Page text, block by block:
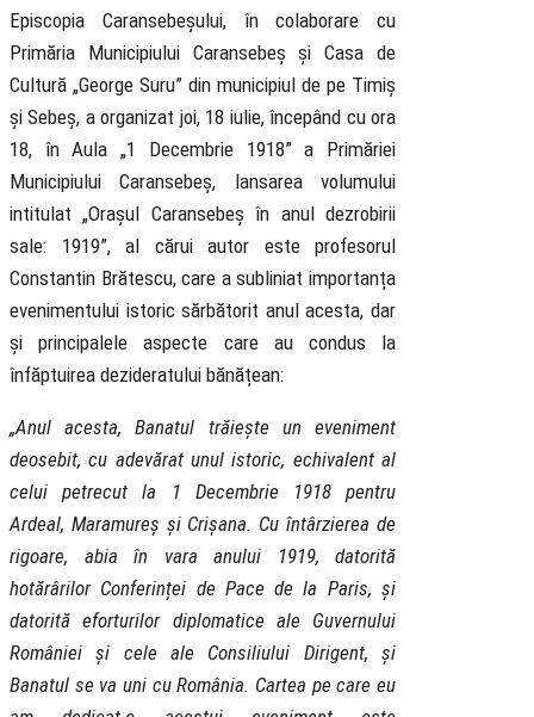
Episcopia Caransebeșului, în colaborare cu
Primăria Municipiului Caransebeș și Casa de
Cultură „George Suru” din municipiul de pe Timiș
și Sebeș, a organizat joi, 18 iulie, începând cu ora
18, în Aula „1 Decembrie 1918” a Primăriei
Municipiului Caransebeș, lansarea volumului
intitulat „Orașul Caransebeș în anul dezrobirii
sale: 1919”, al cărui autor este profesorul
Constantin Brătescu, care a subliniat importanța
evenimentului istoric sărbătorit anul acesta, dar
și principalele aspecte care au condus la
înfăptuirea dezideratului bănățean:
„Anul acesta, Banatul trăiește un eveniment
deosebit, cu adevărat unul istoric, echivalent al
celui petrecut la 1 Decembrie 1918 pentru
Ardeal, Maramureș și Crișana. Cu întârzierea de
rigoare, abia în vara anului 1919, datorită
hotărârilor Conferinței de Pace de la Paris, și
datorită eforturilor diplomatice ale Guvernului
României și cele ale Consiliului Dirigent, și
Banatul se va uni cu România. Cartea pe care eu